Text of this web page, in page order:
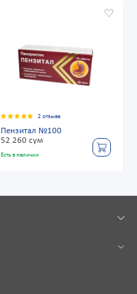
2 отзыва
Пензитал №100
52 260 сум
Есть в наличии